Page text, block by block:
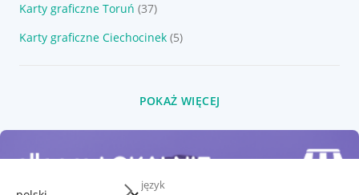
język
Karty graficzne Toruń (37)
Karty graficzne Ciechocinek (5)
POKAŻ WIĘCEJ